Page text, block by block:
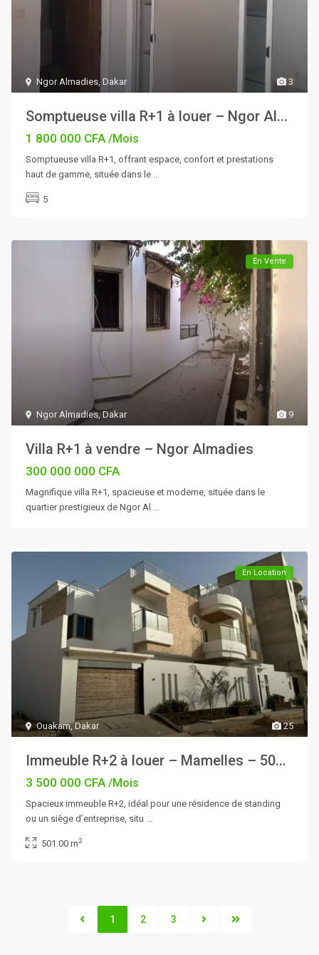
3
Ngor Almadies,Dakar
Somptueuse villa R+1 à louer – Ngor Al...
1 800 000 CFA/Mois
Somptueuse villa R+1, offrant espace, confort et prestations
haut de gamme, située dans le ...
5
9
Ngor Almadies,Dakar
En Vente
Villa R+1 à vendre – Ngor Almadies
300 000 000 CFA
Magnifique villa R+1, spacieuse et moderne, située dans le
quartier prestigieux de Ngor Al ...
25
Ouakam,Dakar
En Location
Immeuble R+2 à louer – Mamelles – 50...
3 500 000 CFA/Mois
Spacieux immeuble R+2, idéal pour une résidence de standing
ou un siège d’entreprise, situ
501.00 m2
1 2 3